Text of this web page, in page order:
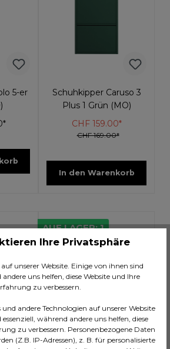
5-er
Schuhkipper Caruso 3
Plus 1 Grün (MO)
CHF 159.00*
CHF 169.00*
In den Warenkorb
AUF LAGER: 1
Ihre Privatsphäre
unserer Website. Einige von ihnen sind
uns helfen, diese Website und Ihre
zu verbessern.
andere Technologien auf unserer Website
während andere uns helfen, diese
zu verbessern. Personenbezogene Daten
(Z.B. IP-Adressen), z. B. für personalisierte